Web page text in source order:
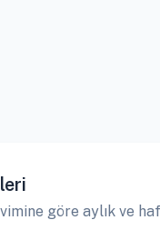
göre aylık ve